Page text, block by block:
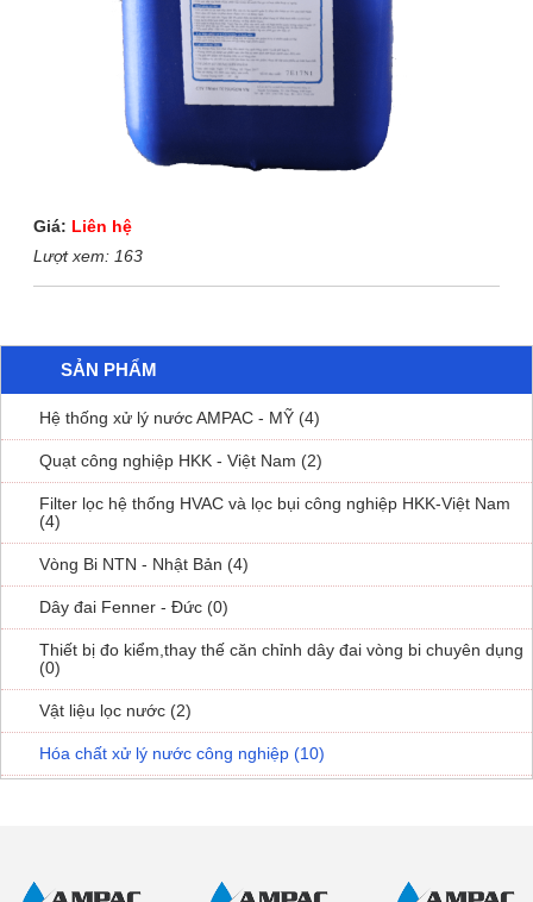
Giá: Liên hệ
Lượt xem: 163
SẢN PHẨM
Hệ thống xử lý nước AMPAC - MỸ (4)
Quạt công nghiệp HKK - Việt Nam (2)
Filter lọc hệ thống HVAC và lọc bụi công nghiệp HKK-Việt Nam
(4)
Vòng Bi NTN - Nhật Bản (4)
Dây đai Fenner - Đức (0)
Thiết bị đo kiểm,thay thế căn chỉnh dây đai vòng bi chuyên dụng
(0)
Vật liệu lọc nước (2)
Hóa chất xử lý nước công nghiệp (10)